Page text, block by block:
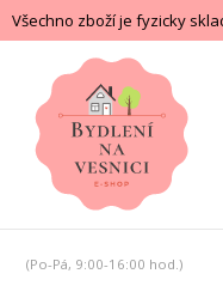
Všechno zboží je fyzicky
(Po-Pá, 9:00-16:00 hod.)